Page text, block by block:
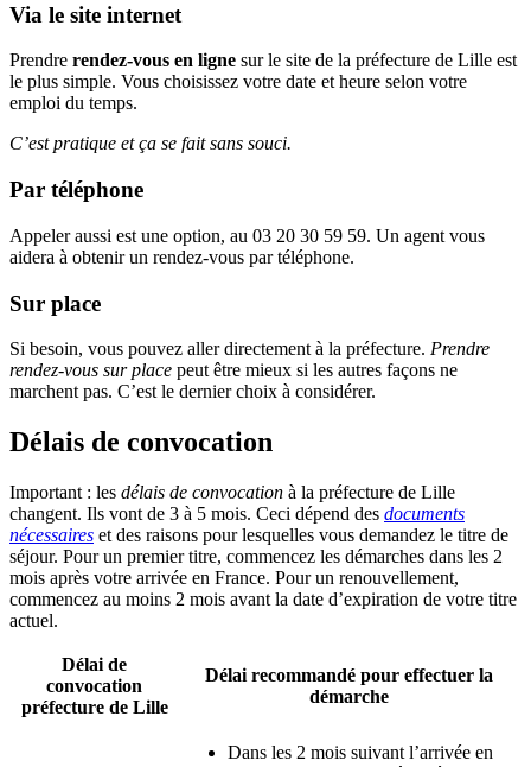
Via le site internet
Prendre rendez-vous en ligne sur le site de la préfecture de Lille est
le plus simple. Vous choisissez votre date et heure selon votre
emploi du temps.
C’est pratique et ça se fait sans souci.
Par téléphone
Appeler aussi est une option, au 03 20 30 59 59. Un agent vous
aidera à obtenir un rendez-vous par téléphone.
Sur place
Si besoin, vous pouvez aller directement à la préfecture. Prendre
rendez-vous sur place peut être mieux si les autres façons ne
marchent pas. C’est le dernier choix à considérer.
Délais de convocation
Important : les délais de convocation à la préfecture de Lille
changent. Ils vont de 3 à 5 mois. Ceci dépend des documents
nécessaires et des raisons pour lesquelles vous demandez le titre de
séjour. Pour un premier titre, commencez les démarches dans les 2
mois après votre arrivée en France. Pour un renouvellement,
commencez au moins 2 mois avant la date d’expiration de votre titre
actuel.
Délai de
convocation
préfecture de Lille
Délai recommandé pour effectuer la
démarche
Dans les 2 mois suivant l’arrivée en